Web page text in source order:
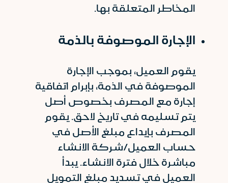
المخاطر المتعلقة بها.
الإجارة الموصوفة بالذمة
يقوم العميل، بموجب الإجارة
الموصوفة في الذمة، بإبرام اتفاقية
إجارة مع المصرف بخصوص أصل
يتم تسليمه في تاريخ لاحق. يقوم
المصرف بإيداع مبلغ الأصل في
حساب العميل/شركة الانشاء
مباشرة خلال فترة الانشاء. يبدأ
العميل في تسديد مبلغ التمويل